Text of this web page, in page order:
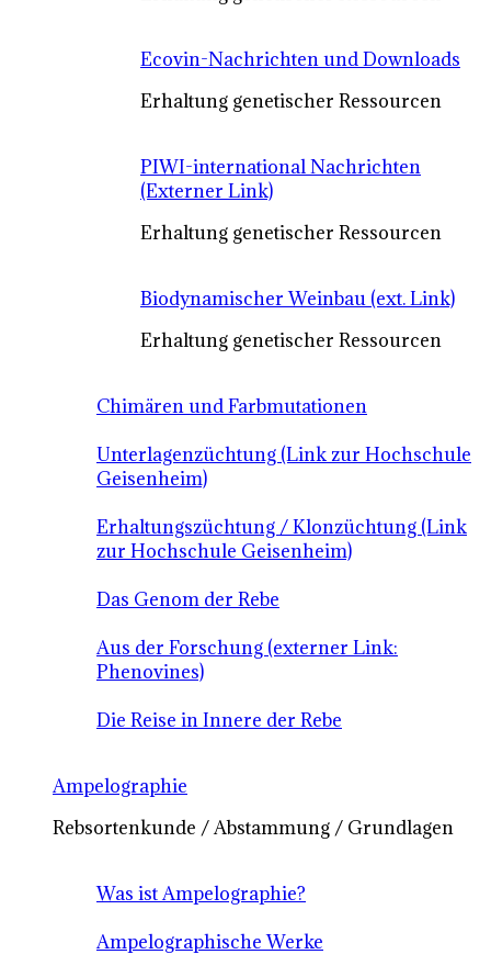
Ecovin-Nachrichten und Downloads
Erhaltung genetischer Ressourcen
PIWI-international Nachrichten
(Externer Link)
Erhaltung genetischer Ressourcen
Biodynamischer Weinbau (ext. Link)
Erhaltung genetischer Ressourcen
Chimären und Farbmutationen
Unterlagenzüchtung (Link zur Hochschule
Geisenheim)
Erhaltungszüchtung / Klonzüchtung (Link
zur Hochschule Geisenheim)
Das Genom der Rebe
Aus der Forschung (externer Link:
Phenovines)
Die Reise in Innere der Rebe
Ampelographie
Rebsortenkunde / Abstammung / Grundlagen
Was ist Ampelographie?
Ampelographische Werke